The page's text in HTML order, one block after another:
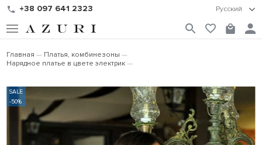
+38 097 641 2323 Русский
Главная
Платья, комбинезоны
Нарядное платье в цвете электрик